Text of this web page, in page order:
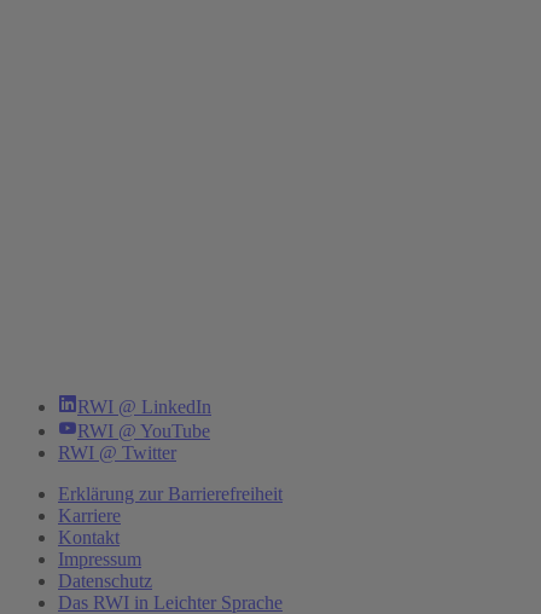
RWI @ LinkedIn
RWI @ YouTube
RWI @ Twitter
Erklärung zur Barrierefreiheit
Karriere
Kontakt
Impressum
Datenschutz
Das RWI in Leichter Sprache